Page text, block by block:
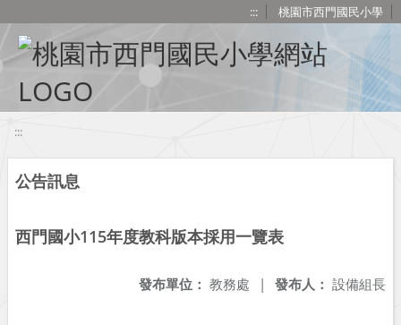
::: 桃園市西門國民小學
:::
公告訊息
西門國小115年度教科版本採用一覽表
發布人： 設備組長
發布單位： 教務處 |